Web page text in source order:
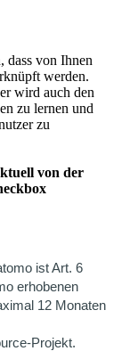
ist Art. 6
erhobenen
12 Monaten
Projekt.